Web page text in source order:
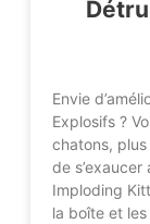
Envie
Explosifs ?
chatons,
de s’exaucer
Imploding
la boîte et les